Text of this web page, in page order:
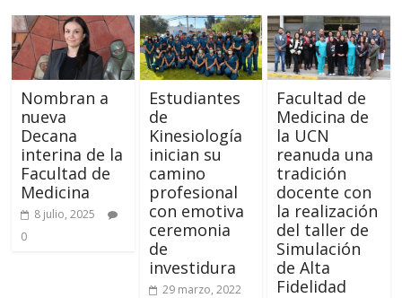
Nombran a
nueva
Decana
interina de la
Facultad de
Medicina
8 julio, 2025
0
Estudiantes
de
Kinesiología
inician su
camino
profesional
con emotiva
ceremonia
de
investidura
29 marzo, 2022
Facultad de
Medicina de
la UCN
reanuda una
tradición
docente con
la realización
del taller de
Simulación
de Alta
Fidelidad